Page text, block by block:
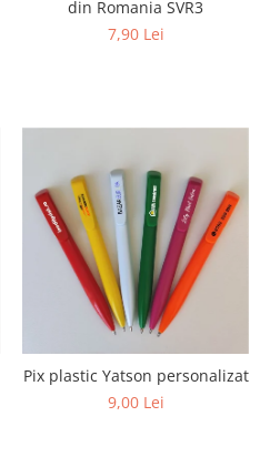
din Romania SVR3
7,90 Lei
Pix plastic Yatson personalizat
9,00 Lei